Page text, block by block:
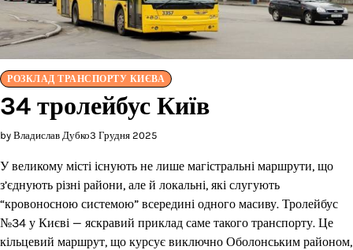
РОЗКЛАД ТРАНСПОРТУ КИЄВА
34 тролейбус Київ
by Владислав Дубко3 Грудня 2025
У великому місті існують не лише магістральні маршрути, що
з’єднують різні райони, але й локальні, які слугують
“кровоносною системою” всередині одного масиву. Тролейбус
№34 у Києві — яскравий приклад саме такого транспорту. Це
кільцевий маршрут, що курсує виключно Оболонським районом,